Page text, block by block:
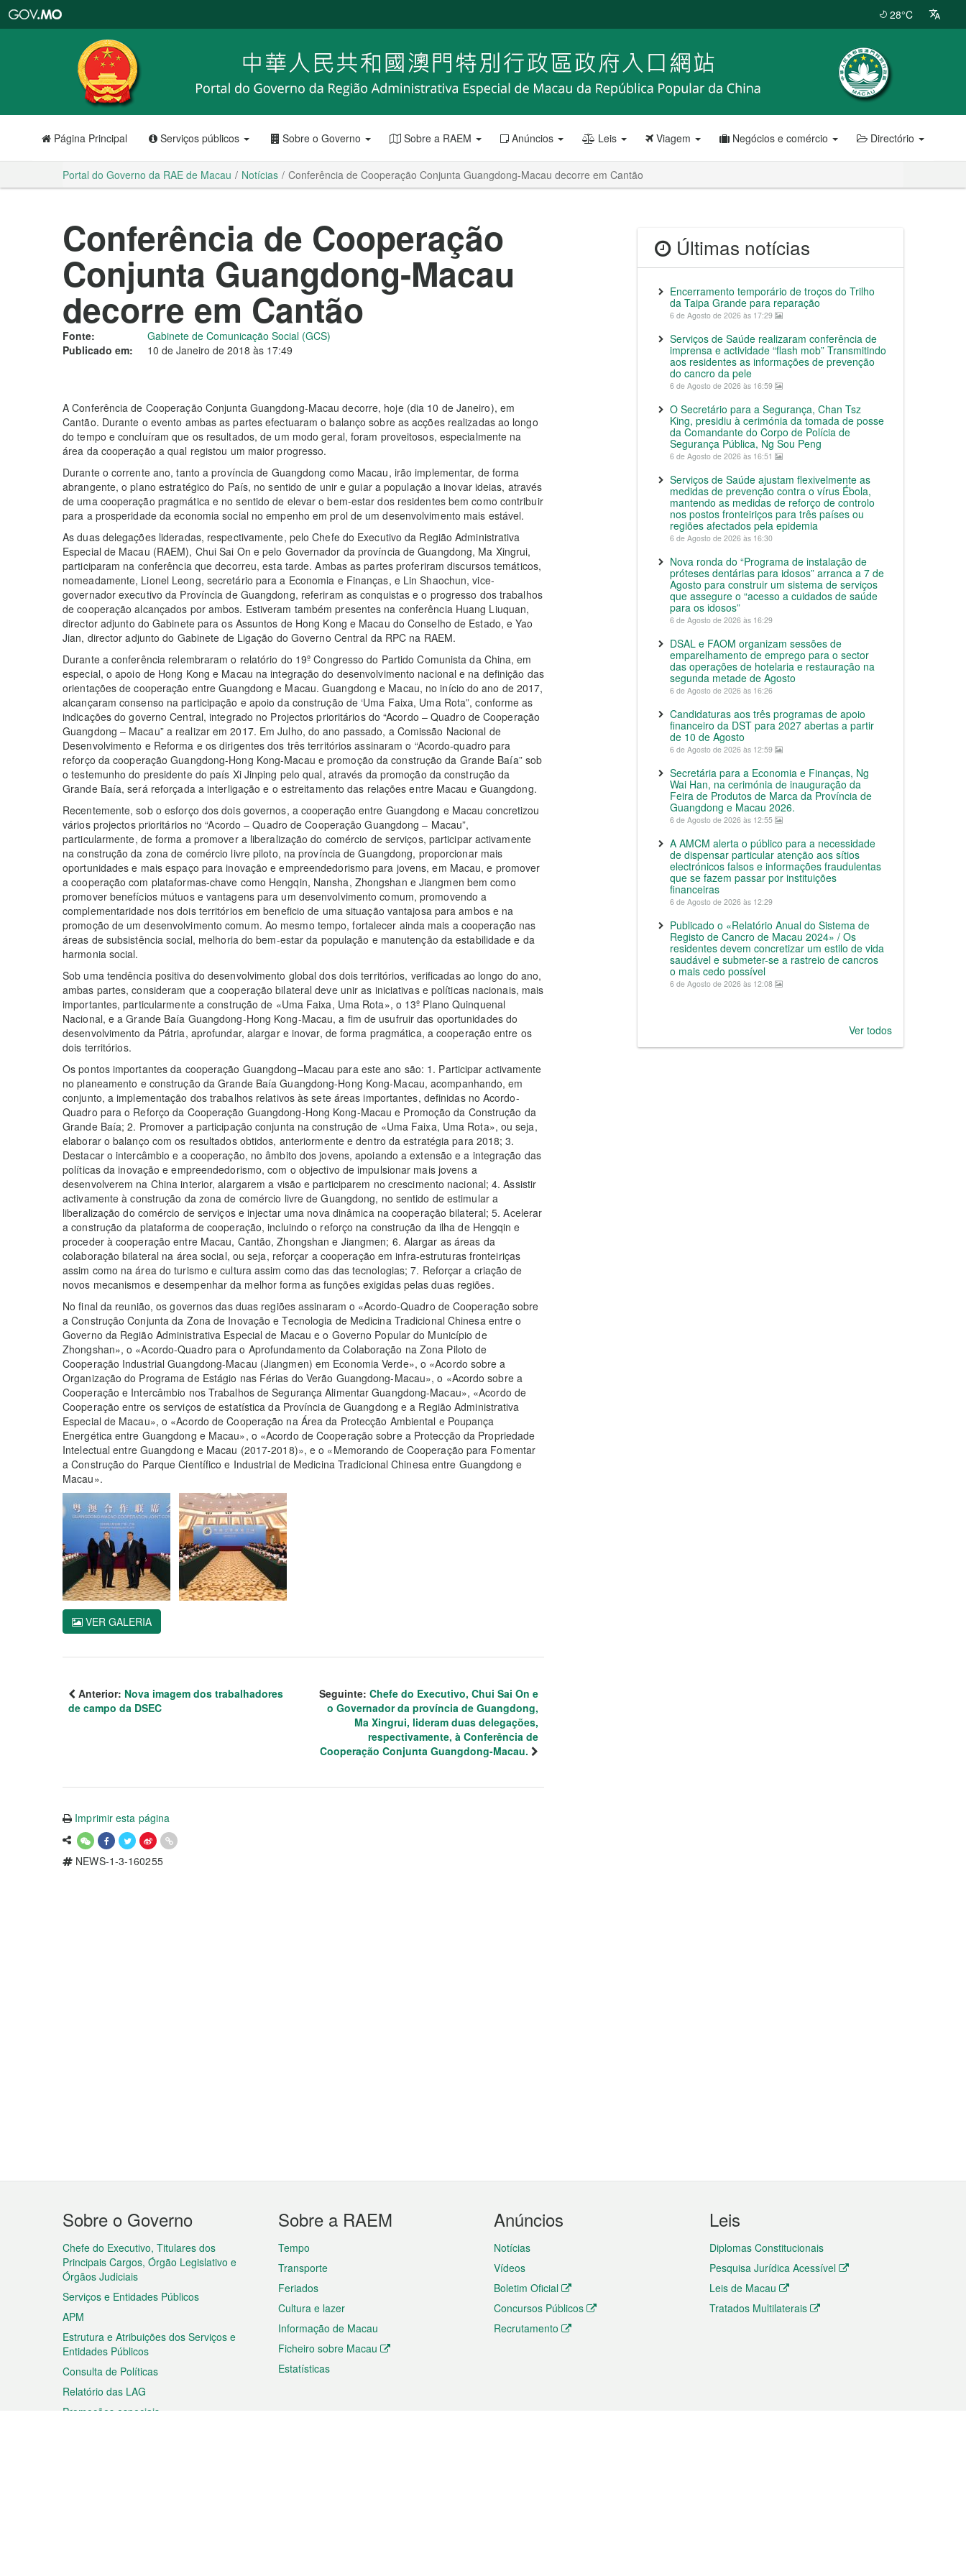
RAE
de
Macau
28°C
Página Principal Serviços públicos Sobre o Governo Sobre a RAEM Anúncios Leis Viagem Negócios e comércio Directório
Portal do Governo da RAE de Macau Notícias Conferência de Cooperação Conjunta Guangdong-Macau decorre em Cantão
Conferência de Cooperação
Conjunta Guangdong-Macau
decorre em Cantão
Fonte:
Gabinete de Comunicação Social (GCS)
Publicado em:
10 de Janeiro de 2018 às 17:49
A Conferência de Cooperação Conjunta Guangdong-Macau decorre, hoje (dia 10 de Janeiro), em
Cantão. Durante o evento ambas as partes efectuaram o balanço sobre as acções realizadas ao longo
do tempo e concluíram que os resultados, de um modo geral, foram proveitosos, especialmente na
área da cooperação a qual registou um maior progresso.
Durante o corrente ano, tanto a província de Guangdong como Macau, irão implementar, de forma
abrangente, o plano estratégico do País, no sentido de unir e guiar a população a inovar ideias, através
de uma cooperação pragmática e no sentido de elevar o bem-estar dos residentes bem como contribuir
para a prosperidade da economia social no empenho em prol de um desenvolvimento mais estável.
As duas delegações lideradas, respectivamente, pelo Chefe do Executivo da Região Administrativa
Especial de Macau (RAEM), Chui Sai On e pelo Governador da província de Guangdong, Ma Xingrui,
participaram na conferência que decorreu, esta tarde. Ambas as partes proferiram discursos temáticos,
nomeadamente, Lionel Leong, secretário para a Economia e Finanças, e Lin Shaochun, vice-
governador executivo da Província de Guangdong, referiram as conquistas e o progresso dos trabalhos
de cooperação alcançados por ambos. Estiveram também presentes na conferência Huang Liuquan,
director adjunto do Gabinete para os Assuntos de Hong Kong e Macau do Conselho de Estado, e Yao
Jian, director adjunto do Gabinete de Ligação do Governo Central da RPC na RAEM.
Durante a conferência relembraram o relatório do 19º Congresso do Partido Comunista da China, em
especial, o apoio de Hong Kong e Macau na integração do desenvolvimento nacional e na definição das
orientações de cooperação entre Guangdong e Macau. Guangdong e Macau, no início do ano de 2017,
alcançaram consenso na participação e apoio da construção de ‘Uma Faixa, Uma Rota”, conforme as
indicações do governo Central, integrado no Projectos prioritários do “Acordo – Quadro de Cooperação
Guangdong – Macau” a realizar em 2017. Em Julho, do ano passado, a Comissão Nacional de
Desenvolvimento e Reforma e os dirigentes dos três territórios assinaram o “Acordo-quadro para
reforço da cooperação Guangdong-Hong Kong-Macau e promoção da construção da Grande Baía” sob
o testemunho do presidente do país Xi Jinping pelo qual, através da promoção da construção da
Grande Baía, será reforçada a interligação e o estreitamento das relações entre Macau e Guangdong.
Recentemente, sob o esforço dos dois governos, a cooperação entre Guangdong e Macau concretizou
vários projectos prioritários no “Acordo – Quadro de Cooperação Guangdong – Macau”,
particularmente, de forma a promover a liberalização do comércio de serviços, participar activamente
na construção da zona de comércio livre piloto, na província de Guangdong, proporcionar mais
oportunidades e mais espaço para inovação e empreendedorismo para jovens, em Macau, e promover
a cooperação com plataformas-chave como Hengqin, Nansha, Zhongshan e Jiangmen bem como
promover benefícios mútuos e vantagens para um desenvolvimento comum, promovendo a
complementaridade nos dois territórios em beneficio de uma situação vantajosa para ambos e na
promoção de um desenvolvimento comum. Ao mesmo tempo, fortalecer ainda mais a cooperação nas
áreas de subsistência social, melhoria do bem-estar da população e manutenção da estabilidade e da
harmonia social.
Sob uma tendência positiva do desenvolvimento global dos dois territórios, verificadas ao longo do ano,
ambas partes, consideram que a cooperação bilateral deve unir as iniciativas e políticas nacionais, mais
importantes, particularmente a construção de «Uma Faixa, Uma Rota», o 13º Plano Quinquenal
Nacional, e a Grande Baía Guangdong-Hong Kong-Macau, a fim de usufruir das oportunidades do
desenvolvimento da Pátria, aprofundar, alargar e inovar, de forma pragmática, a cooperação entre os
dois territórios.
Os pontos importantes da cooperação Guangdong–Macau para este ano são: 1. Participar activamente
no planeamento e construção da Grande Baía Guangdong-Hong Kong-Macau, acompanhando, em
conjunto, a implementação dos trabalhos relativos às sete áreas importantes, definidas no Acordo-
Quadro para o Reforço da Cooperação Guangdong-Hong Kong-Macau e Promoção da Construção da
Grande Baía; 2. Promover a participação conjunta na construção de «Uma Faixa, Uma Rota», ou seja,
elaborar o balanço com os resultados obtidos, anteriormente e dentro da estratégia para 2018; 3.
Destacar o intercâmbio e a cooperação, no âmbito dos jovens, apoiando a extensão e a integração das
políticas da inovação e empreendedorismo, com o objectivo de impulsionar mais jovens a
desenvolverem na China interior, alargarem a visão e participarem no crescimento nacional; 4. Assistir
activamente à construção da zona de comércio livre de Guangdong, no sentido de estimular a
liberalização do comércio de serviços e injectar uma nova dinâmica na cooperação bilateral; 5. Acelerar
a construção da plataforma de cooperação, incluindo o reforço na construção da ilha de Hengqin e
proceder à cooperação entre Macau, Cantão, Zhongshan e Jiangmen; 6. Alargar as áreas da
colaboração bilateral na área social, ou seja, reforçar a cooperação em infra-estruturas fronteiriças
assim como na área do turismo e cultura assim como das das tecnologias; 7. Reforçar a criação de
novos mecanismos e desempenhar da melhor forma as funções exigidas pelas duas regiões.
No final da reunião, os governos das duas regiões assinaram o «Acordo-Quadro de Cooperação sobre
a Construção Conjunta da Zona de Inovação e Tecnologia de Medicina Tradicional Chinesa entre o
Governo da Região Administrativa Especial de Macau e o Governo Popular do Município de
Zhongshan», o «Acordo-Quadro para o Aprofundamento da Colaboração na Zona Piloto de
Cooperação Industrial Guangdong-Macau (Jiangmen) em Economia Verde», o «Acordo sobre a
Organização do Programa de Estágio nas Férias do Verão Guangdong-Macau», o «Acordo sobre a
Cooperação e Intercâmbio nos Trabalhos de Segurança Alimentar Guangdong-Macau», «Acordo de
Cooperação entre os serviços de estatística da Província de Guangdong e a Região Administrativa
Especial de Macau», o «Acordo de Cooperação na Área da Protecção Ambiental e Poupança
Energética entre Guangdong e Macau», o «Acordo de Cooperação sobre a Protecção da Propriedade
Intelectual entre Guangdong e Macau (2017-2018)», e o «Memorando de Cooperação para Fomentar
a Construção do Parque Científico e Industrial de Medicina Tradicional Chinesa entre Guangdong e
Macau».
VER GALERIA
Anterior: Nova imagem dos trabalhadores
de campo da DSEC
Seguinte: Chefe do Executivo, Chui Sai On e
o Governador da província de Guangdong,
Ma Xingrui, lideram duas delegações,
respectivamente, à Conferência de
Cooperação Conjunta Guangdong-Macau.
Imprimir esta página
NEWS-1-3-160255
Últimas notícias
Encerramento temporário de troços do Trilho
da Taipa Grande para reparação
6 de Agosto de 2026 às 17:29
Serviços de Saúde realizaram conferência de
imprensa e actividade “flash mob” Transmitindo
aos residentes as informações de prevenção
do cancro da pele
6 de Agosto de 2026 às 16:59
O Secretário para a Segurança, Chan Tsz
King, presidiu à cerimónia da tomada de posse
da Comandante do Corpo de Polícia de
Segurança Pública, Ng Sou Peng
6 de Agosto de 2026 às 16:51
Serviços de Saúde ajustam flexivelmente as
medidas de prevenção contra o vírus Ébola,
mantendo as medidas de reforço de controlo
nos postos fronteiriços para três países ou
regiões afectados pela epidemia
6 de Agosto de 2026 às 16:30
Nova ronda do “Programa de instalação de
próteses dentárias para idosos” arranca a 7 de
Agosto para construir um sistema de serviços
que assegure o “acesso a cuidados de saúde
para os idosos”
6 de Agosto de 2026 às 16:29
DSAL e FAOM organizam sessões de
emparelhamento de emprego para o sector
das operações de hotelaria e restauração na
segunda metade de Agosto
6 de Agosto de 2026 às 16:26
Candidaturas aos três programas de apoio
financeiro da DST para 2027 abertas a partir
de 10 de Agosto
6 de Agosto de 2026 às 12:59
Secretária para a Economia e Finanças, Ng
Wai Han, na cerimónia de inauguração da
Feira de Produtos de Marca da Província de
Guangdong e Macau 2026.
6 de Agosto de 2026 às 12:55
A AMCM alerta o público para a necessidade
de dispensar particular atenção aos sítios
electrónicos falsos e informações fraudulentas
que se fazem passar por instituições
financeiras
6 de Agosto de 2026 às 12:29
Publicado o «Relatório Anual do Sistema de
Registo de Cancro de Macau 2024» / Os
residentes devem concretizar um estilo de vida
saudável e submeter-se a rastreio de cancros
o mais cedo possível
6 de Agosto de 2026 às 12:08
Ver todos
Menu
do
rodapé
Sobre o Governo
Chefe do Executivo, Titulares dos
Principais Cargos, Órgão Legislativo e
Órgãos Judiciais
Serviços e Entidades Públicos
APM
Estrutura e Atribuições dos Serviços e
Entidades Públicos
Consulta de Políticas
Relatório das LAG
Promoções especiais
Sobre a RAEM
Tempo
Transporte
Feriados
Cultura e lazer
Informação de Macau
Ficheiro sobre Macau
Estatísticas
Anúncios
Notícias
Vídeos
Boletim Oficial
Concursos Públicos
Recrutamento
Leis
Diplomas Constitucionais
Pesquisa Jurídica Acessível
Leis de Macau
Tratados Multilaterais